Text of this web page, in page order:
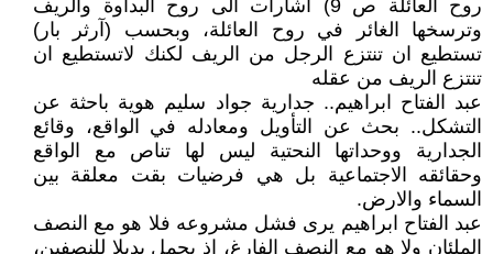
روح العائلة ص 9) اشارات الى روح البداوة والريف
وترسخها الغائر في روح العائلة، وبحسب (آرثر بار)
تستطيع ان تنتزع الرجل من الريف لكنك لاتستطيع ان
تنتزع الريف من عقله
عبد الفتاح ابراهيم.. جدارية جواد سليم هوية باحثة عن
التشكل.. بحث عن التأويل ومعادله في الواقع، وقائع
الجدارية ووحداتها النحتية ليس لها تناص مع الواقع
وحقائقه الاجتماعية بل هي فرضيات بقت معلقة بين
السماء والارض.
عبد الفتاح ابراهيم يرى فشل مشروعه فلا هو مع النصف
الملئان ولا هو مع النصف الفارغ، اذ يحمل بديلا للنصفين،